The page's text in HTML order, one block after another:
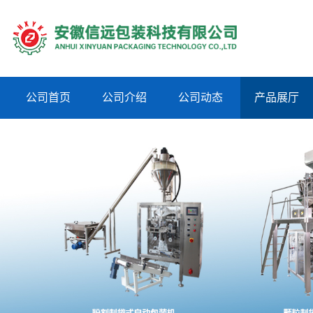
公司首页 公司介绍 公司动态 产品展厅